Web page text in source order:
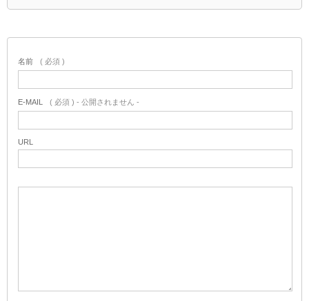
名前 ( 必須 )
E-MAIL ( 必須 ) - 公開されません -
URL